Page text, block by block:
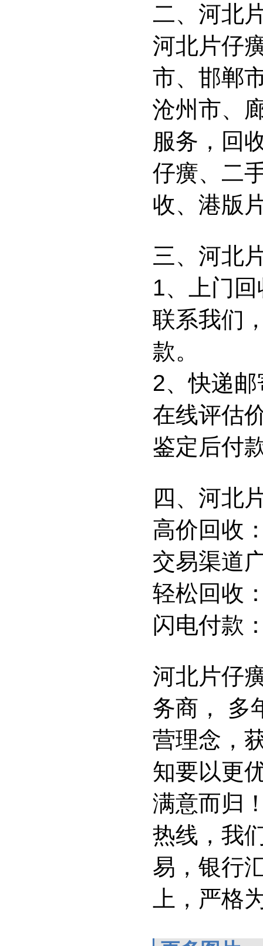
二、河北
河北片仔
市、邯郸
沧州市、
服务，回
仔癀、二
收、港版
三、河北
1、上门回
联系我们
款。
2、快递
在线评估
鉴定后付
四、河北
高价回收
交易渠道
轻松回收
闪电付款
河北片仔
务商， 多
营理念，
知要以更
满意而归
热线，我
易，银行
上，严格